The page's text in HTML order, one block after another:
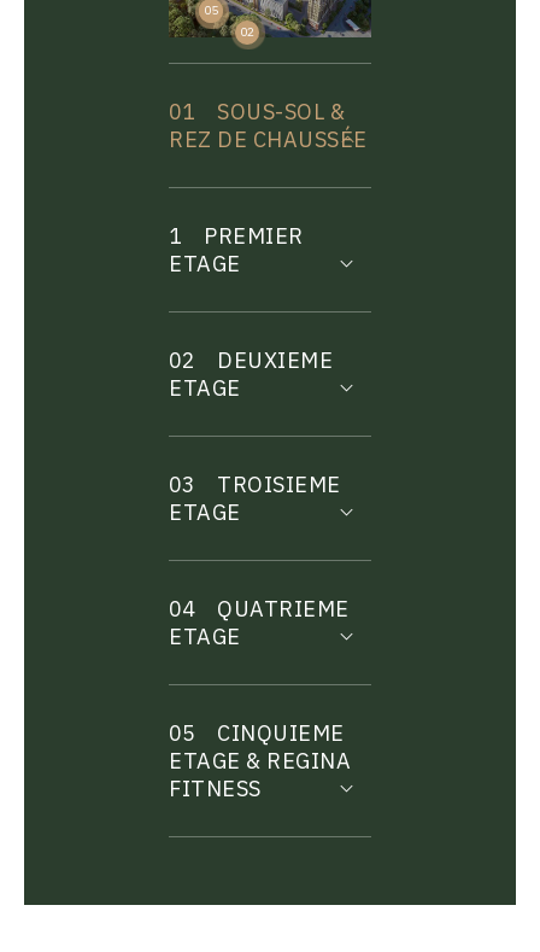
02
04
05
01
SOUS-SOL &
REZ DE CHAUSSÉE
1
PREMIER
ETAGE
02
DEUXIEME
ETAGE
03
TROISIEME
ETAGE
04
QUATRIEME
ETAGE
05
CINQUIEME
ETAGE & REGINA
FITNESS